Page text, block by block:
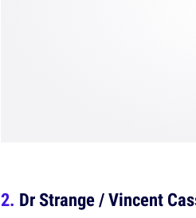
Dr Strange / Vincent